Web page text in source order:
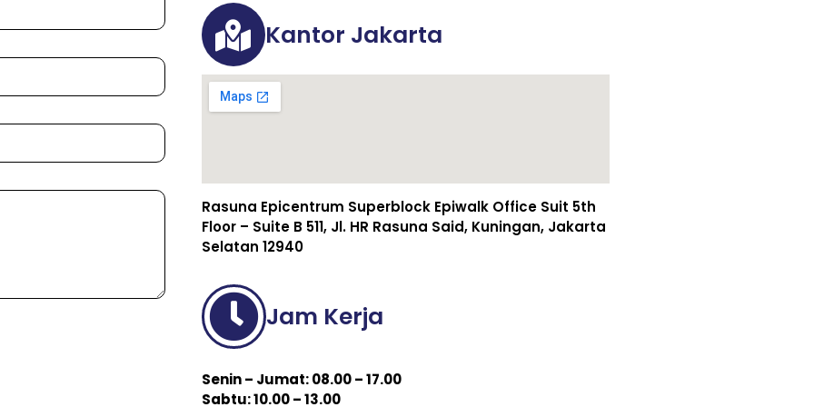
Kantor Jakarta
Rasuna Epicentrum Superblock Epiwalk Office Suit 5th
Floor – Suite B 511, Jl. HR Rasuna Said, Kuningan, Jakarta
Selatan 12940
Jam Kerja
Senin – Jumat: 08.00 – 17.00
Sabtu: 10.00 – 13.00